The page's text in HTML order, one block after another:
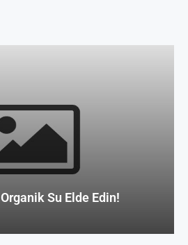
Su Elde Edin!